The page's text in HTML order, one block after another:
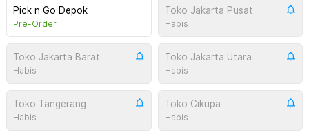
Pick n Go Depok
Pre-Order
Toko Jakarta Pusat
Habis
Toko Jakarta Barat
Habis
Toko Jakarta Utara
Habis
Toko Tangerang
Habis
Toko Cikupa
Habis